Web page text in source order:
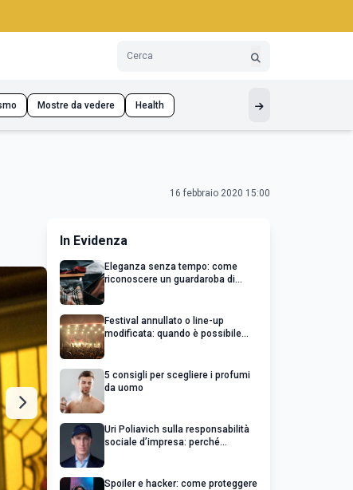
Mostre da vedere Health
16 febbraio 2020 15:00
In Evidenza
Eleganza senza tempo: come
riconoscere un guardaroba di
Festival annullato o line-up
modificata: quando è possibile
5 consigli per scegliere i profumi
da uomo
Uri Poliavich sulla responsabilità
sociale d’impresa: perché
Spoiler e hacker: come proteggere